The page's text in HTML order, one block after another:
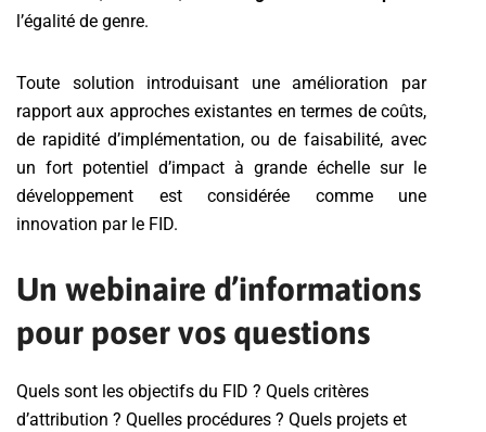
l’égalité de genre.
Toute solution introduisant une amélioration par
rapport aux approches existantes en termes de coûts,
de rapidité d’implémentation, ou de faisabilité, avec
un fort potentiel d’impact à grande échelle sur le
développement est considérée comme une
innovation par le FID.
Un webinaire d’informations
pour poser vos questions
Quels sont les objectifs du FID ? Quels critères
d’attribution ? Quelles procédures ? Quels projets et